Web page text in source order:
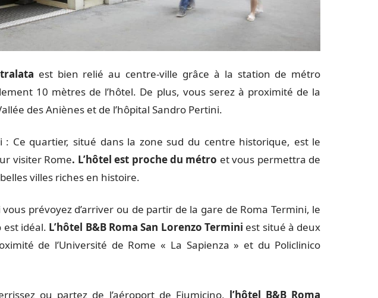
est bien relié au centre-ville grâce à la station de métro
10 mètres de l’hôtel. De plus, vous serez à proximité de la
des Aniènes et de l’hôpital Sandro Pertini.
: Ce quartier, situé dans la zone sud du centre historique, est le
visiter Rome. L’hôtel est proche du métro et vous permettra de
villes riches en histoire.
prévoyez d’arriver ou de partir de la gare de Roma Termini, le
est idéal. L’hôtel B&B Roma San Lorenzo Termini est situé à deux
de l’Université de Rome « La Sapienza » et du Policlinico
ou partez de l’aéroport de Fiumicino, l’hôtel B&B Roma